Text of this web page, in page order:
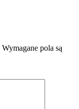
Wymagane pola są